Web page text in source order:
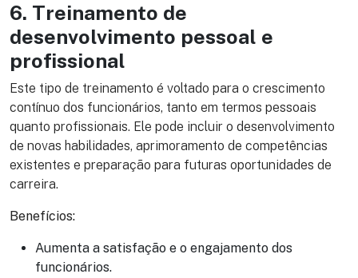
6. Treinamento de
desenvolvimento pessoal e
profissional
Este tipo de treinamento é voltado para o crescimento
contínuo dos funcionários, tanto em termos pessoais
quanto profissionais. Ele pode incluir o desenvolvimento
de novas habilidades, aprimoramento de competências
existentes e preparação para futuras oportunidades de
carreira.
Benefícios:
Aumenta a satisfação e o engajamento dos
funcionários.